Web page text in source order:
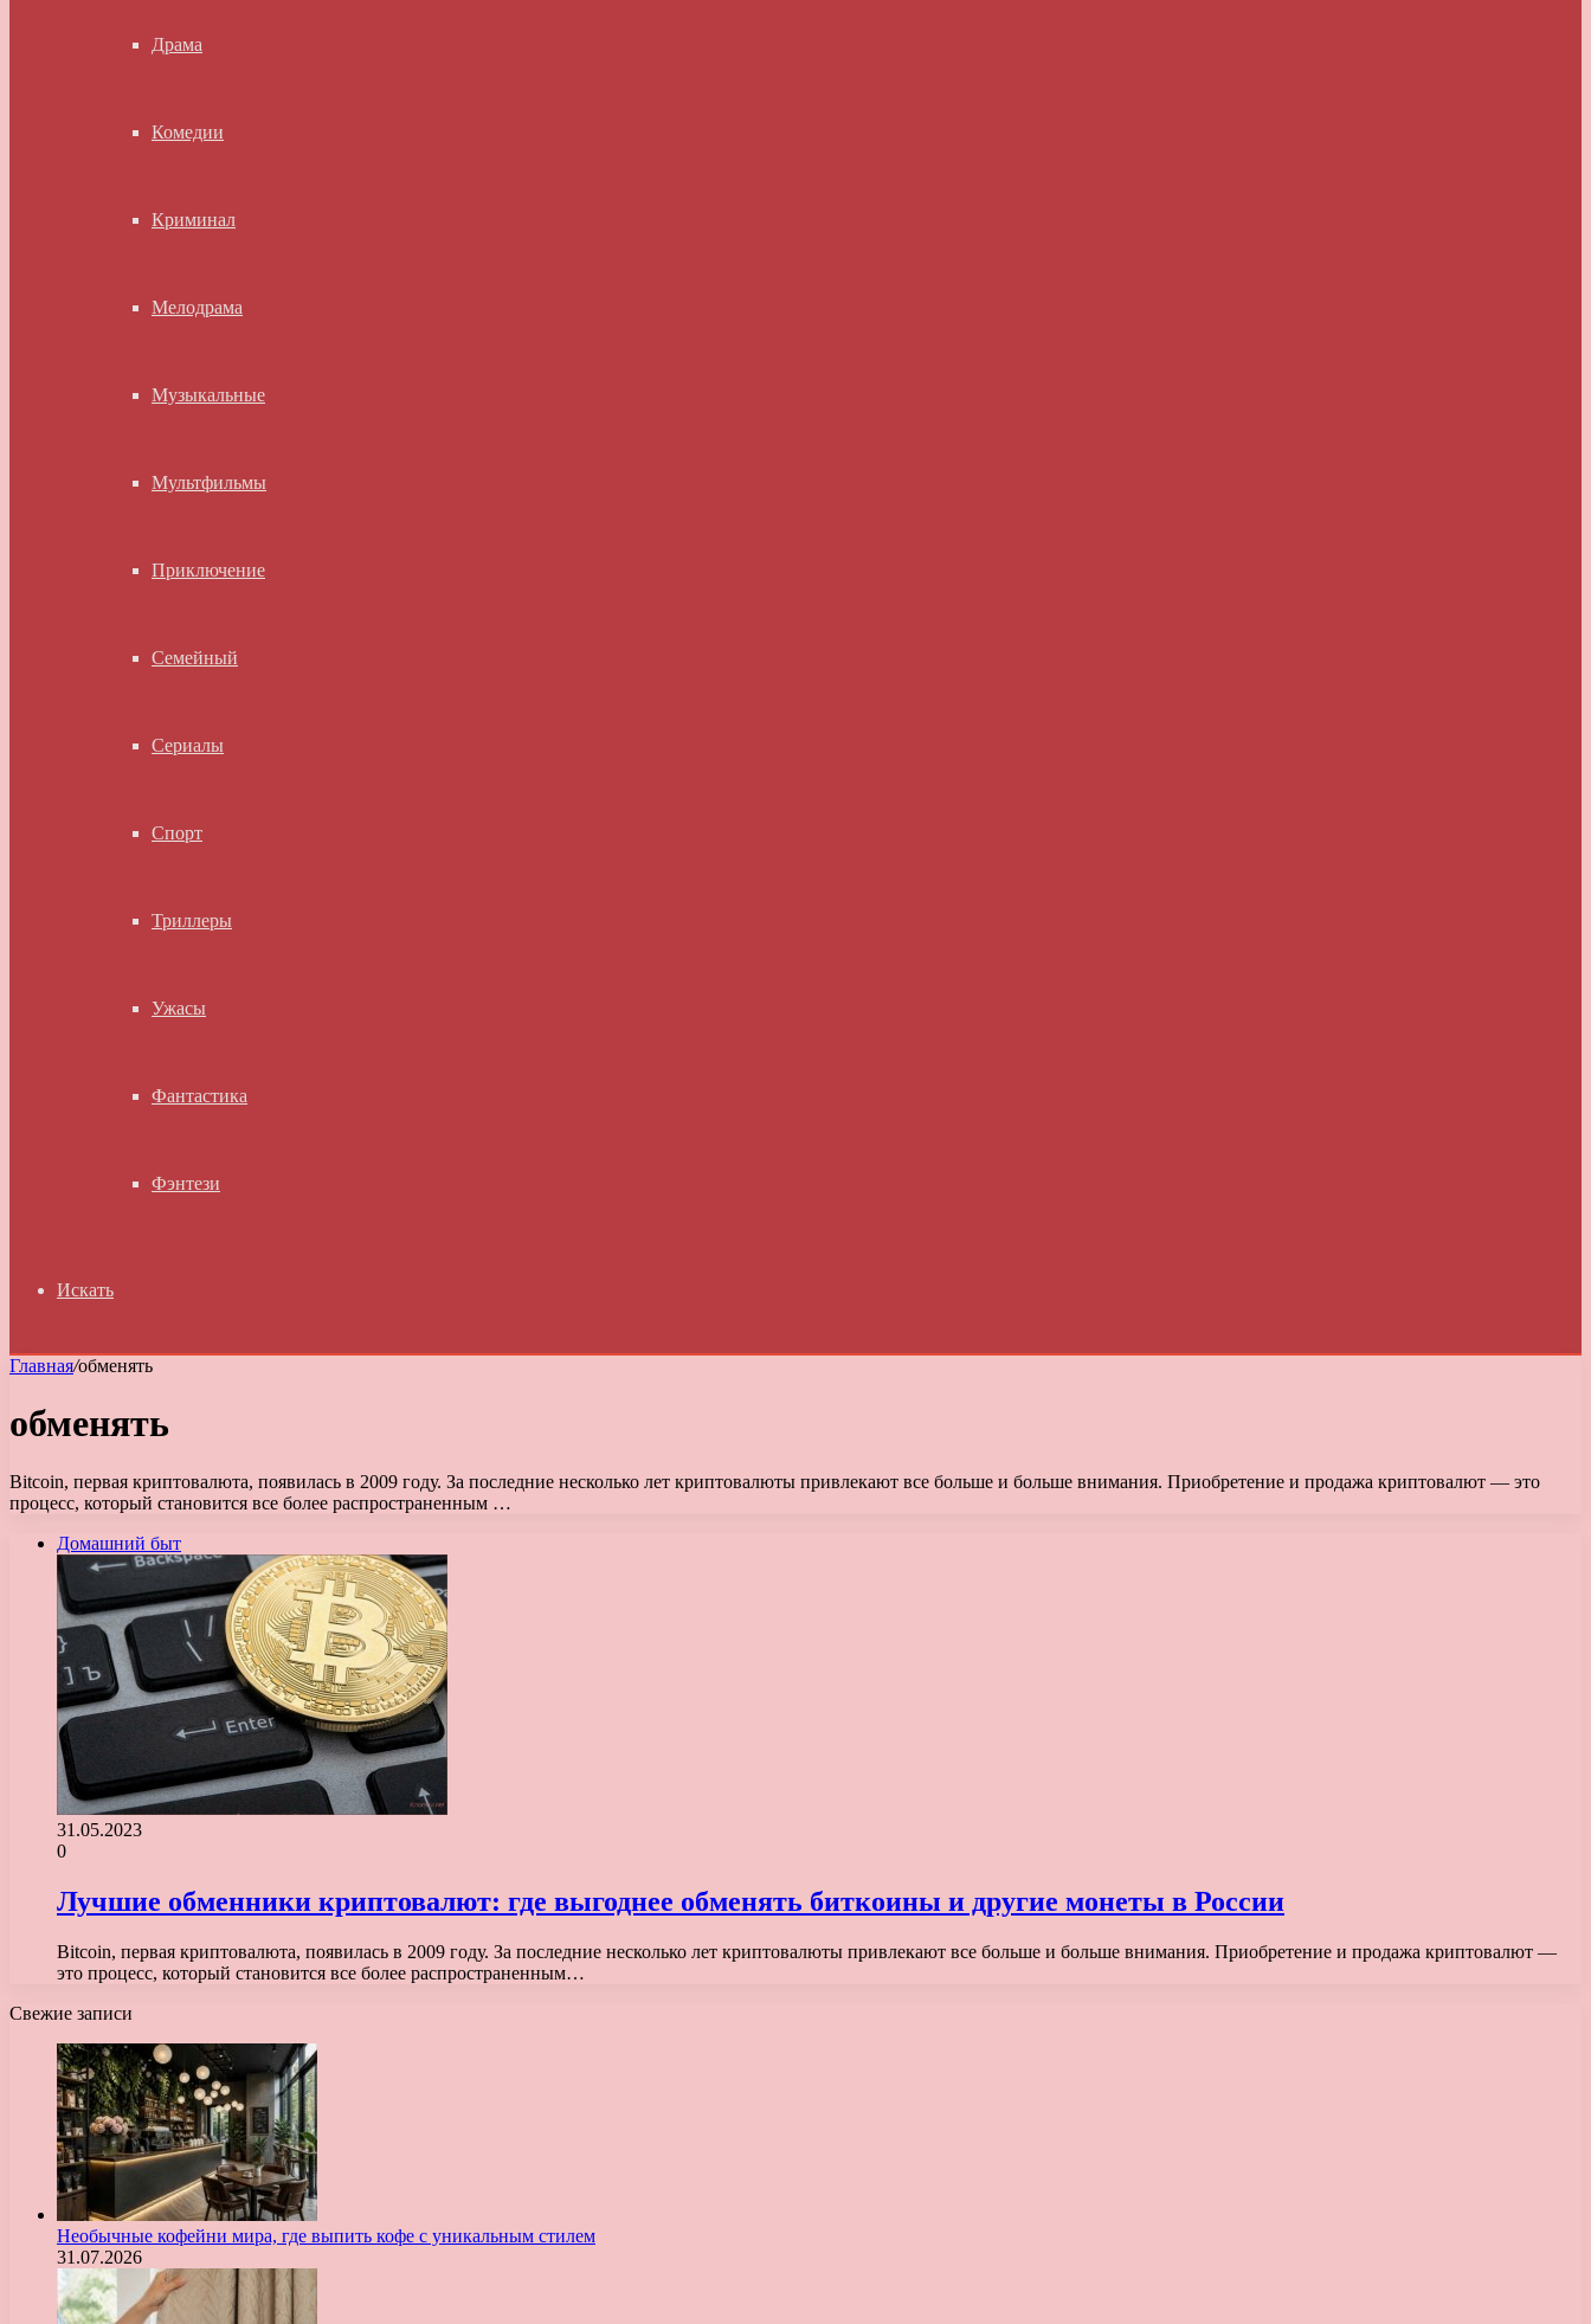
Драма
Комедии
Криминал
Мелодрама
Музыкальные
Мультфильмы
Приключение
Семейный
Сериалы
Спорт
Триллеры
Ужасы
Фантастика
Фэнтези
Искать
Главная/обменять
обменять
Bitcoin, первая криптовалюта, появилась в 2009 году. За последние несколько лет криптовалюты привлекают все больше и больше внимания. Приобретение и продажа криптовалют — это
процесс, который становится все более распространенным …
Домашний быт
31.05.2023
0
Лучшие обменники криптовалют: где выгоднее обменять биткоины и другие монеты в России
Bitcoin, первая криптовалюта, появилась в 2009 году. За последние несколько лет криптовалюты привлекают все больше и больше внимания. Приобретение и продажа криптовалют —
это процесс, который становится все более распространенным…
Свежие записи
Необычные кофейни мира, где выпить кофе с уникальным стилем
31.07.2026